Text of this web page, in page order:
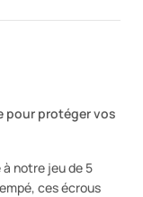
pour protéger vos
notre jeu de 5
ces écrous